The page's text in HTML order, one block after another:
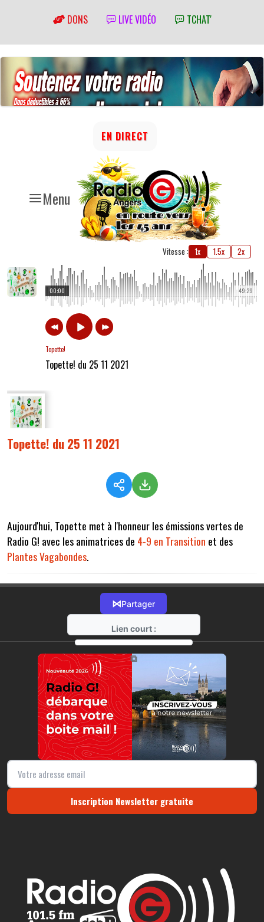
DONS LIVE VIDÉO TCHAT'
Menu
EN DIRECT
Vitesse : 1x 1.5x 2x
49:29
00:00
Topette!
Topette! du 25 11 2021
Topette! du 25 11 2021
Aujourd'hui, Topette met à l'honneur les émissions vertes de
Radio G! avec les animatrices de 4-9 en Transition et des
Plantes Vagabondes.
⋈Partager
Lien court :
https://radio-g.fr?7015
⧉
Inscription Newsletter gratuite